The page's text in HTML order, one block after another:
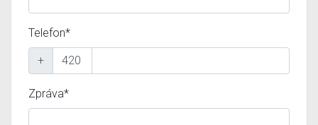
Telefon*
+
Zpráva*